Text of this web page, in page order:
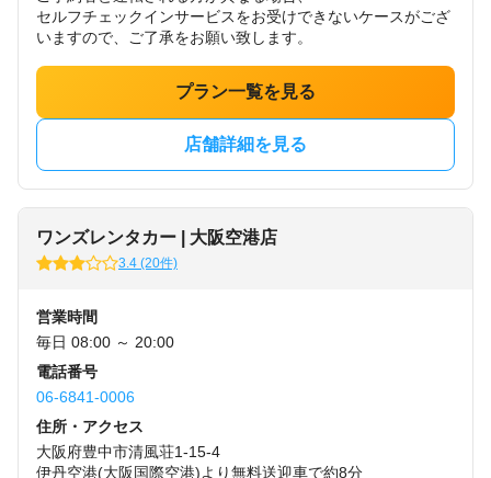
セルフチェックインサービスをお受けできないケースがござ
いますので、ご了承をお願い致します。
プラン一覧を見る
店舗詳細を見る
ワンズレンタカー | 大阪空港店
3.4 (20件)
営業時間
毎日 08:00 ～ 20:00
電話番号
06-6841-0006
住所・アクセス
大阪府豊中市清風荘1-15-4
伊丹空港(大阪国際空港)より無料送迎車で約8分